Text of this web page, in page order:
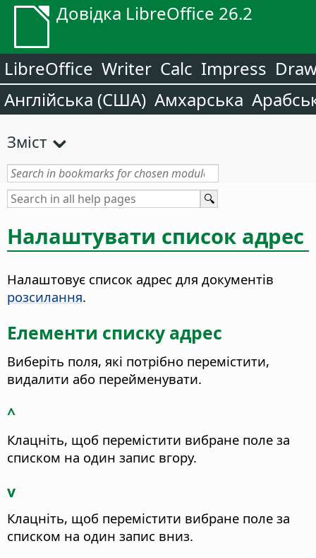
Довідка LibreOffice 26.2
LibreOffice Writer Calc Impress
Англійська (США) Амхарська
Зміст
Налаштувати список адрес
Налаштовує список адрес для документів
розсилання.
Елементи списку адрес
Виберіть поля, які потрібно перемістити,
видалити або перейменувати.
^
Клацніть, щоб перемістити вибране поле за
списком на один запис вгору.
v
Клацніть, щоб перемістити вибране поле за
списком на один запис вниз.